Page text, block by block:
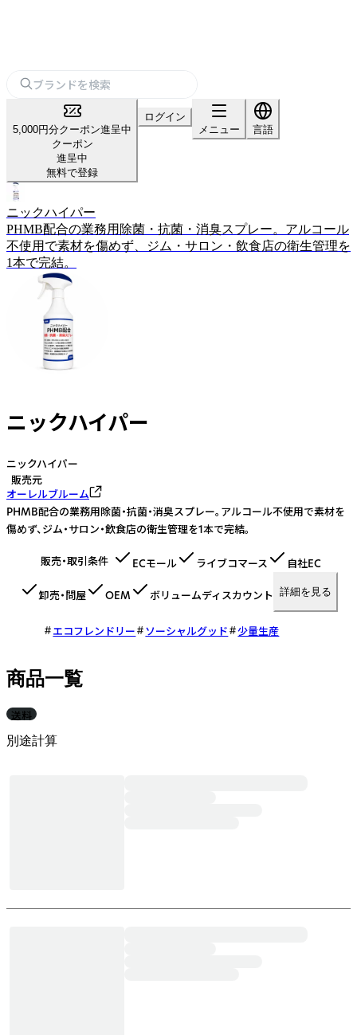
5,000円分クーポン進呈中
クーポン
進呈中
無料で登録
ログイン
メニュー
言語
ニックハイパー
PHMB配合の業務用除菌・抗菌・消臭スプレー。アルコール
不使用で素材を傷めず、ジム・サロン・飲食店の衛生管理を
1本で完結。
ニックハイパー
ニックハイパー
販売元
オーレルブルーム
PHMB配合の業務用除菌・抗菌・消臭スプレー。アルコール不使用で素材を
傷めず、ジム・サロン・飲食店の衛生管理を1本で完結。
販売・取引条件 ECモール ライブコマース 自社EC
卸売・問屋 OEM ボリュームディスカウント 詳細を見る
エコフレンドリー ソーシャルグッド 少量生産
商品一覧
送料
別途計算